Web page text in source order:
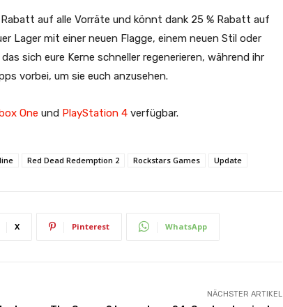
auf alle Vorräte und könnt dank 25 % Rabatt auf
Lager mit einer neuen Flagge, einem neuen Stil oder
sich eure Kerne schneller regenerieren, während ihr
vorbei, um sie euch anzusehen.
One und PlayStation 4 verfügbar.
Red Dead Redemption 2 Rockstars Games Update
X Pinterest WhatsApp
NÄCHSTER ARTIKEL